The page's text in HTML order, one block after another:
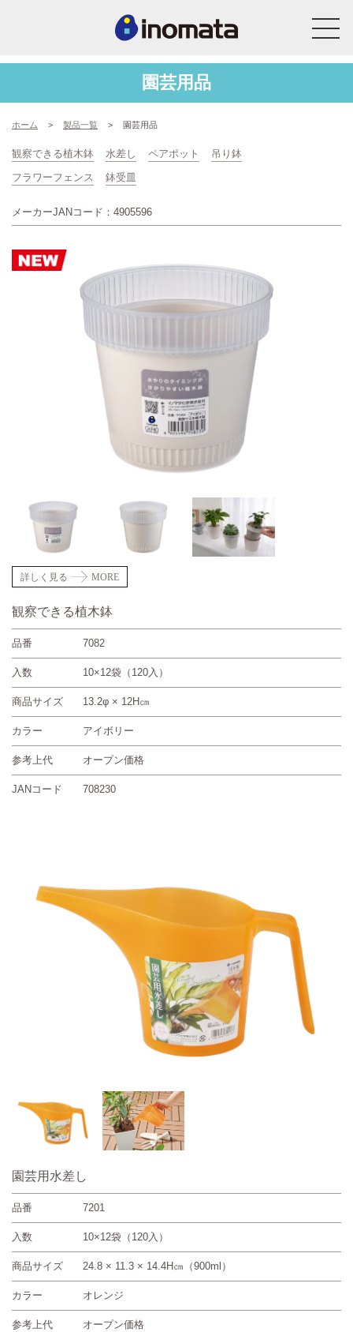
園芸用品
ホーム > 製品一覧 > 園芸用品
観察できる植木鉢 水差し ペアポット
吊り鉢
フラワーフェンス
鉢受皿
メーカーJANコード：4905596
詳しく見る MORE
観察できる植木鉢
品番 7082
入数 10×12袋（120入）
商品サイズ 13.2φ × 12H㎝
カラー アイボリー
参考上代 オープン価格
JANコード 708230
園芸用水差し
品番 7201
入数 10×12袋（120入）
商品サイズ 24.8 × 11.3 × 14.4H㎝（900ml）
カラー オレンジ
参考上代 オープン価格